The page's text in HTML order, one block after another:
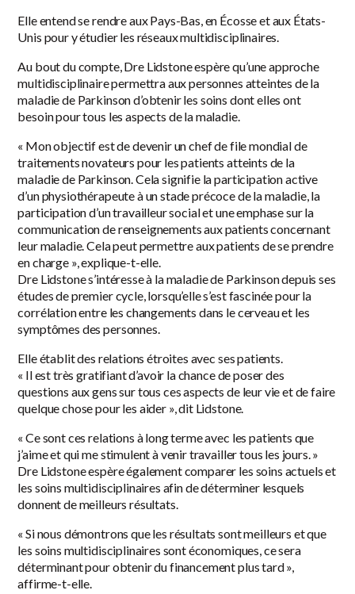
Elle entend se rendre aux Pays-Bas, en Écosse et aux États-
Unis pour y étudier les réseaux multidisciplinaires.
Au bout du compte, Dre Lidstone espère qu’une approche
multidisciplinaire permettra aux personnes atteintes de la
maladie de Parkinson d’obtenir les soins dont elles ont
besoin pour tous les aspects de la maladie.
« Mon objectif est de devenir un chef de file mondial de
traitements novateurs pour les patients atteints de la
maladie de Parkinson. Cela signifie la participation active
d’un physiothérapeute à un stade précoce de la maladie, la
participation d’un travailleur social et une emphase sur la
communication de renseignements aux patients concernant
leur maladie. Cela peut permettre aux patients de se prendre
en charge », explique-t-elle.
Dre Lidstone s’intéresse à la maladie de Parkinson depuis ses
études de premier cycle, lorsqu’elle s’est fascinée pour la
corrélation entre les changements dans le cerveau et les
symptômes des personnes.
Elle établit des relations étroites avec ses patients.
« Il est très gratifiant d’avoir la chance de poser des
questions aux gens sur tous ces aspects de leur vie et de faire
quelque chose pour les aider », dit Lidstone.
« Ce sont ces relations à long terme avec les patients que
j’aime et qui me stimulent à venir travailler tous les jours. »
Dre Lidstone espère également comparer les soins actuels et
les soins multidisciplinaires afin de déterminer lesquels
donnent de meilleurs résultats.
« Si nous démontrons que les résultats sont meilleurs et que
les soins multidisciplinaires sont économiques, ce sera
déterminant pour obtenir du financement plus tard »,
affirme-t-elle.